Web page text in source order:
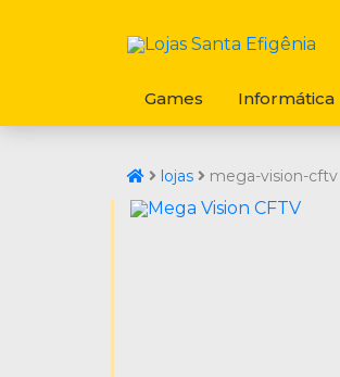
Games Informática
lojas mega-vision-cftv